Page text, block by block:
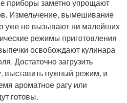
приборы заметно упрощают
Измельчение, вымешивание
уже не вызывают ни малейших
режимы приготовления
освобождают кулинара
Достаточно загрузить
выставить нужный режим, и
ароматное рагу или
готовы.